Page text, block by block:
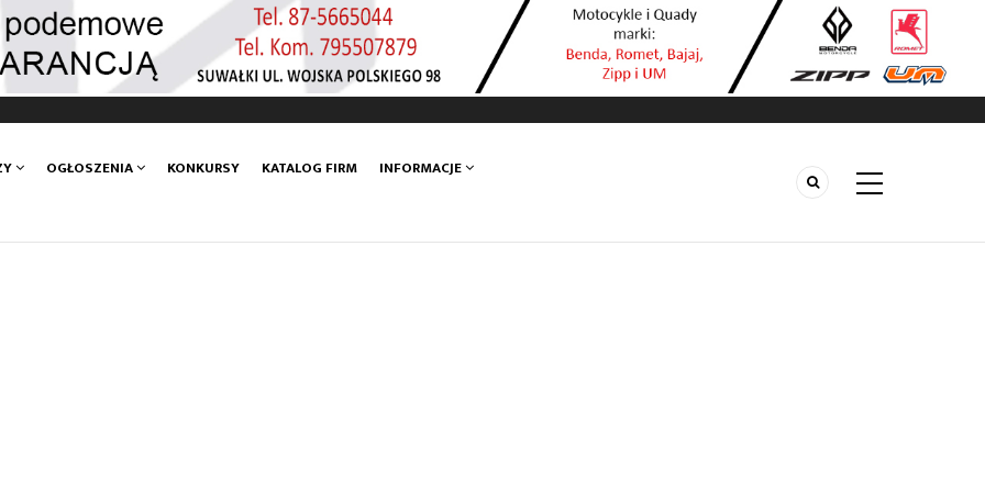
OGŁOSZENIA KONKURSY KATALOG FIRM INFORMACJE